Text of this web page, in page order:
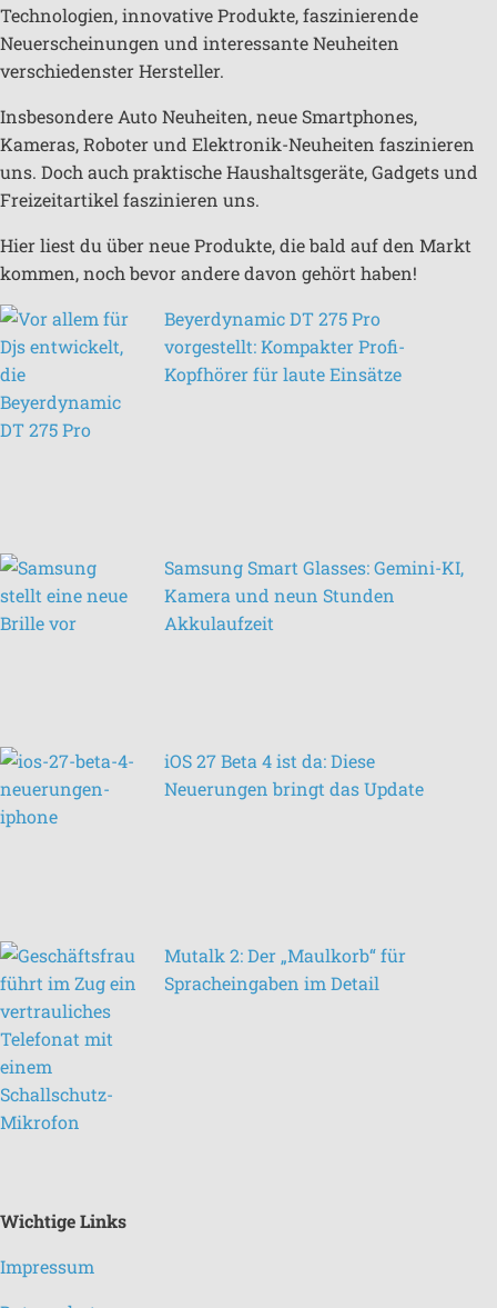
Technologien, innovative Produkte, faszinierende
Neuerscheinungen und interessante Neuheiten
verschiedenster Hersteller.
Insbesondere Auto Neuheiten, neue Smartphones,
Kameras, Roboter und Elektronik-Neuheiten faszinieren
uns. Doch auch praktische Haushaltsgeräte, Gadgets und
Freizeitartikel faszinieren uns.
Hier liest du über neue Produkte, die bald auf den Markt
kommen, noch bevor andere davon gehört haben!
Beyerdynamic DT 275 Pro
vorgestellt: Kompakter Profi-
Kopfhörer für laute Einsätze
Samsung Smart Glasses: Gemini-KI,
Kamera und neun Stunden
Akkulaufzeit
iOS 27 Beta 4 ist da: Diese
Neuerungen bringt das Update
Mutalk 2: Der „Maulkorb“ für
Spracheingaben im Detail
Wichtige Links
Impressum